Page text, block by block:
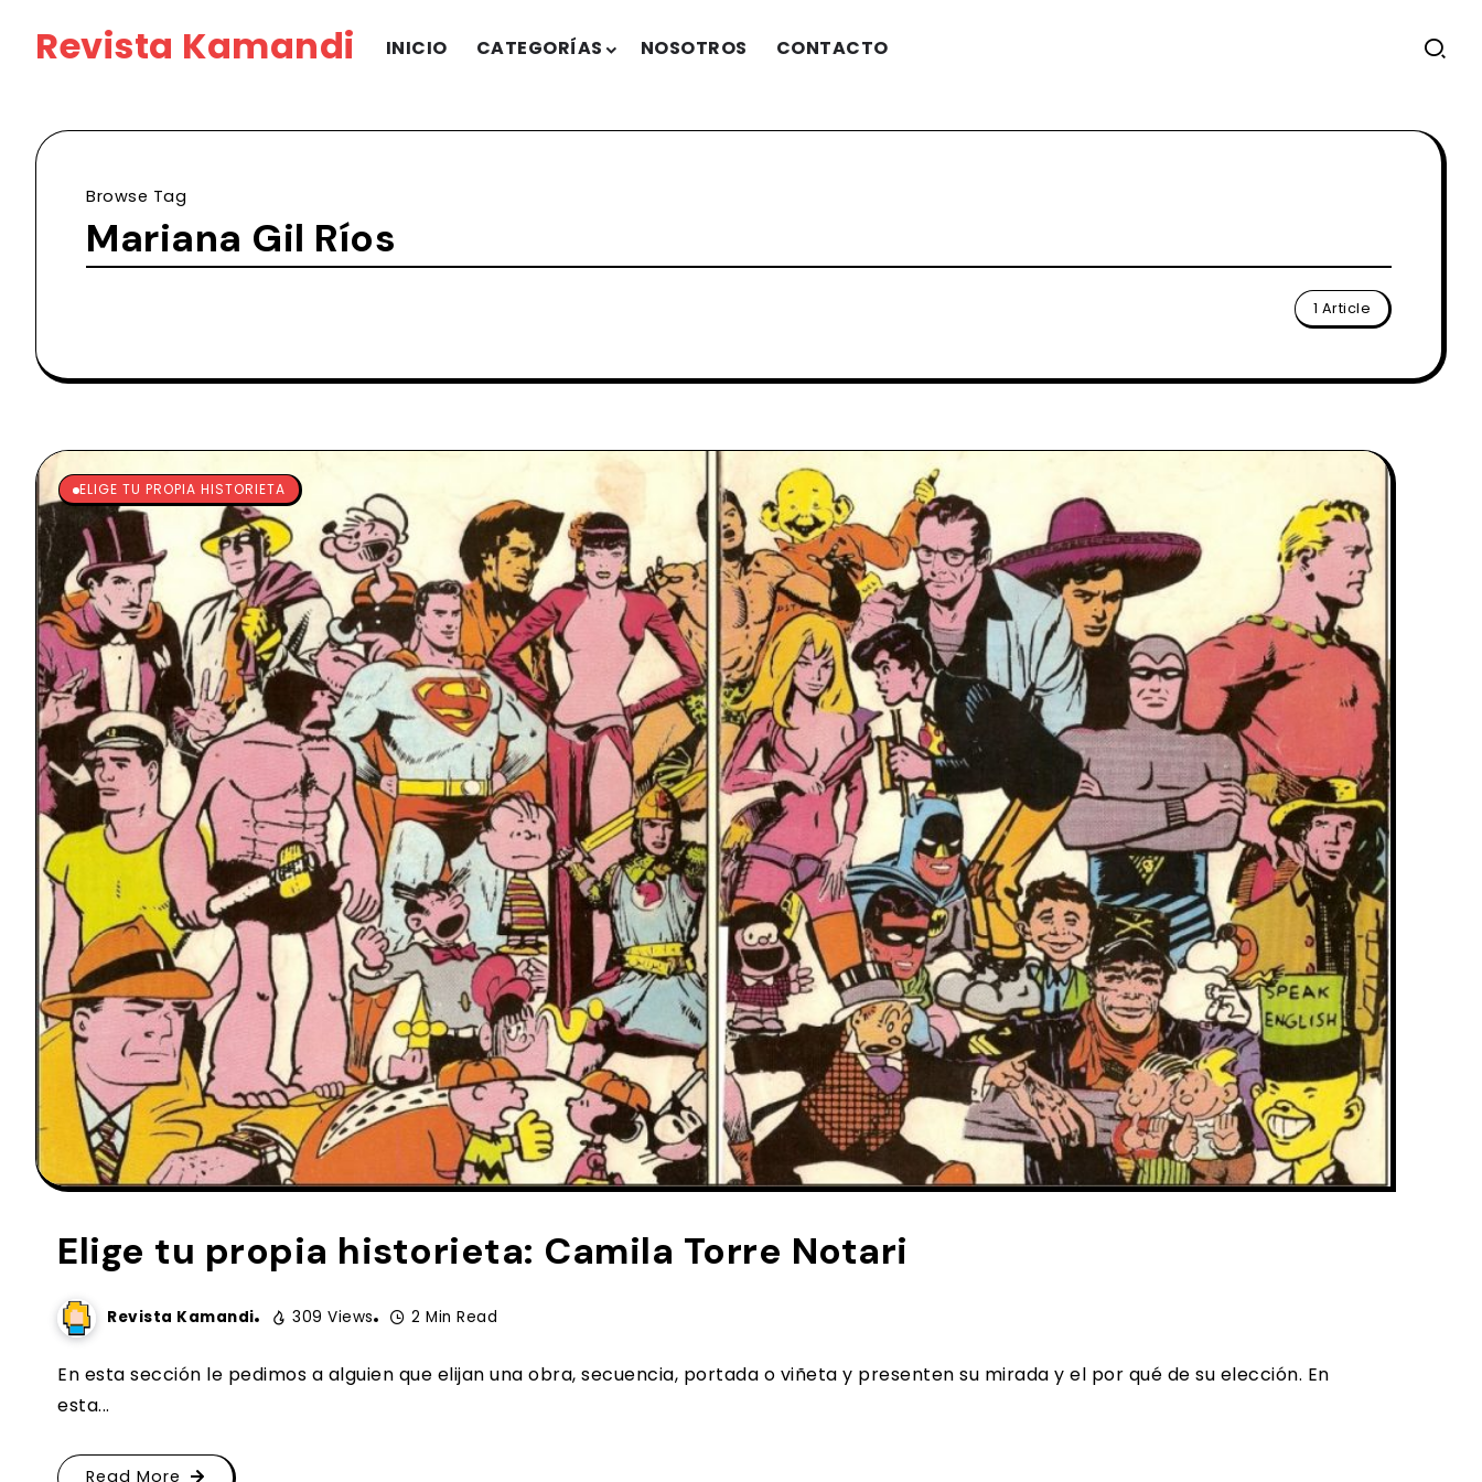
Revista Kamandi INICIO CATEGORÍAS NOSOTROS CONTACTO
Browse Tag
Mariana Gil Ríos
1 Article
ELIGE TU PROPIA HISTORIETA
Elige tu propia historieta: Camila Torre Notari
Revista Kamandi 309 Views 2 Min Read
En esta sección le pedimos a alguien que elijan una obra, secuencia, portada o viñeta y presenten su mirada y el por qué de su elección. En
esta...
Read More